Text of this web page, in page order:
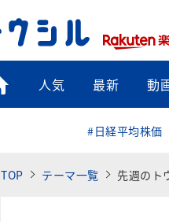
トップ
人気 最新 動
#日経平均株価
TOP テーマ一覧 先週のトウシ